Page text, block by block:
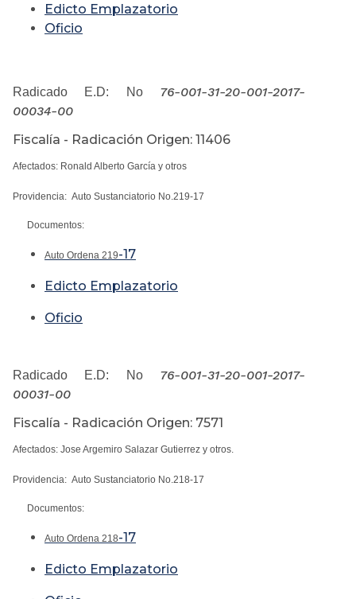
Edicto Emplazatorio
Oficio
Radicado E.D: No 76-001-31-20-001-2017-
00034-00
Fiscalía - Radicación Origen: 11406
Afectados: Ronald Alberto García y otros
Providencia: Auto Sustanciatorio No.219-17
Documentos:
Auto Ordena 219-17
Edicto Emplazatorio
Oficio
Radicado E.D: No 76-001-31-20-001-2017-
00031-00
Fiscalía - Radicación Origen: 7571
Afectados: Jose Argemiro Salazar Gutierrez y otros.
Providencia: Auto Sustanciatorio No.218-17
Documentos:
Auto Ordena 218-17
Edicto Emplazatorio